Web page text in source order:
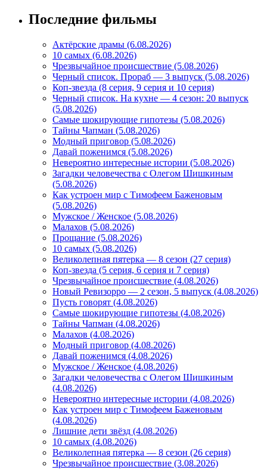
Последние фильмы
Актёрские драмы (6.08.2026)
10 самых (6.08.2026)
Чрезвычайное происшествие (5.08.2026)
Черный список. Прораб — 3 выпуск (5.08.2026)
Коп-звезда (8 серия, 9 серия и 10 серия)
Черный список. На кухне — 4 сезон: 20 выпуск
(5.08.2026)
Самые шокирующие гипотезы (5.08.2026)
Тайны Чапман (5.08.2026)
Модный приговор (5.08.2026)
Давай поженимся (5.08.2026)
Невероятно интересные истории (5.08.2026)
Загадки человечества с Олегом Шишкиным
(5.08.2026)
Как устроен мир с Тимофеем Баженовым
(5.08.2026)
Мужское / Женское (5.08.2026)
Малахов (5.08.2026)
Прощание (5.08.2026)
10 самых (5.08.2026)
Великолепная пятерка — 8 сезон (27 серия)
Коп-звезда (5 серия, 6 серия и 7 серия)
Чрезвычайное происшествие (4.08.2026)
Новый Ревизорро — 2 сезон, 5 выпуск (4.08.2026)
Пусть говорят (4.08.2026)
Самые шокирующие гипотезы (4.08.2026)
Тайны Чапман (4.08.2026)
Малахов (4.08.2026)
Модный приговор (4.08.2026)
Давай поженимся (4.08.2026)
Мужское / Женское (4.08.2026)
Загадки человечества с Олегом Шишкиным
(4.08.2026)
Невероятно интересные истории (4.08.2026)
Как устроен мир с Тимофеем Баженовым
(4.08.2026)
Лишние дети звёзд (4.08.2026)
10 самых (4.08.2026)
Великолепная пятерка — 8 сезон (26 серия)
Чрезвычайное происшествие (3.08.2026)